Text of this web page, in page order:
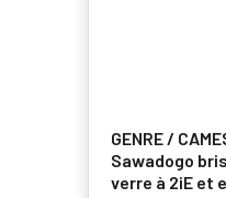
GENRE /
Sawadogo
verre à 2iE et